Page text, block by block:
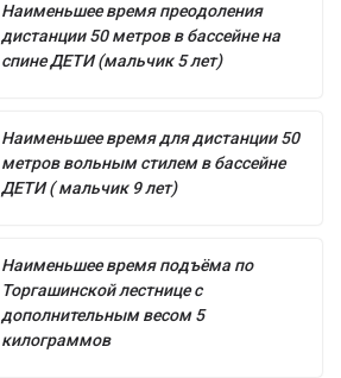
Наименьшее время преодоления
дистанции 50 метров в бассейне на
спине ДЕТИ (мальчик 5 лет)
Наименьшее время для дистанции 50
метров вольным стилем в бассейне
ДЕТИ ( мальчик 9 лет)
Наименьшее время подъёма по
Торгашинской лестнице с
дополнительным весом 5
килограммов